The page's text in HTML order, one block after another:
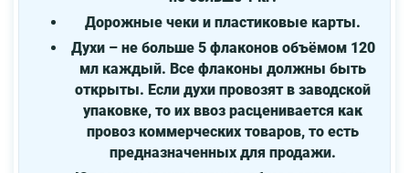
Дорожные чеки и пластиковые карты.
Духи – не больше 5 флаконов объёмом 120
мл каждый. Все флаконы должны быть
открыты. Если духи провозят в заводской
упаковке, то их ввоз расценивается как
провоз коммерческих товаров, то есть
предназначенных для продажи.